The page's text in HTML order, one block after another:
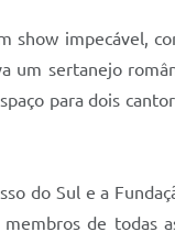
show impecável,
um sertanejo
para dois
do Sul e a
de